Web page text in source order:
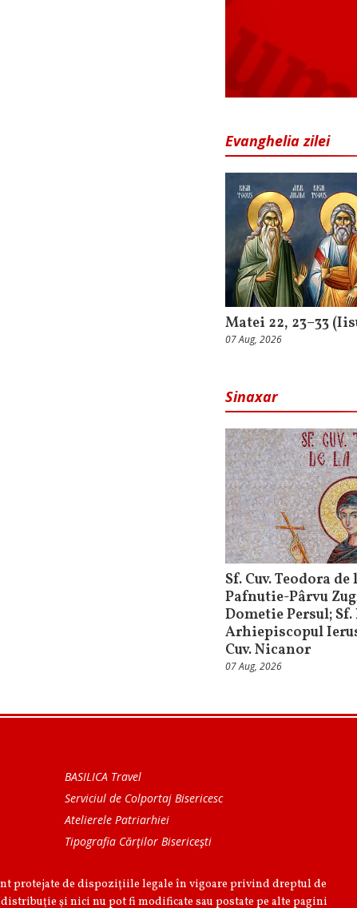
Evanghelia zilei
Matei 22, 23–33
07 Aug, 2026
Sinaxar
Sf. Cuv. Teodora de
Pafnutie-Pârvu
Dometie Persul;
Arhiepiscopul
Cuv. Nicanor
07 Aug, 2026
BASILICA Travel
Serviciul de Colportaj Bisericesc
Atelierele Patriarhiei
Tipografia Cărţilor Bisericeşti
protejate de dispoziţiile legale în vigoare privind dreptul de
şi nici nu pot fi modificate sau postate pe alte pagini